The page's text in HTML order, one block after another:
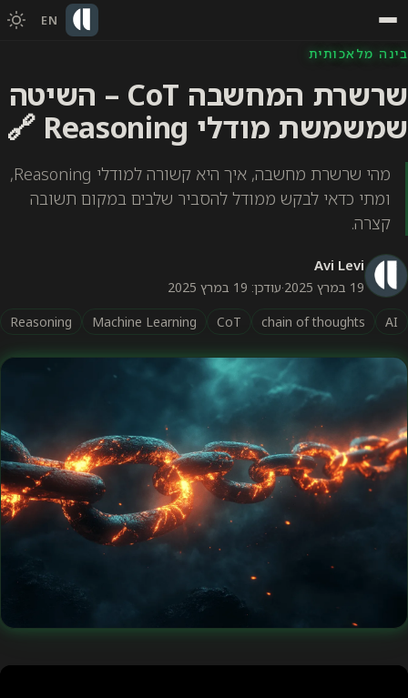
EN
בינה מלאכותית
שרשרת המחשבה CoT – השיטה
שמשמשת מודלי Reasoning 🔗
מהי שרשרת מחשבה, איך היא קשורה למודלי Reasoning,
ומתי כדאי לבקש ממודל להסביר שלבים במקום תשובה
קצרה.
Avi Levi
19 במרץ 2025 ·עודכן: 19 במרץ 2025
AI
chain of thoughts
CoT
Machine Learning
Reasoning